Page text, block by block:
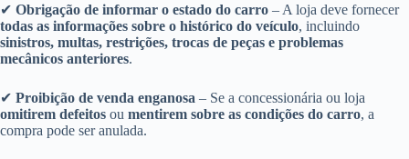
✔ Obrigação de informar o estado do carro – A loja deve fornecer
todas as informações sobre o histórico do veículo, incluindo
sinistros, multas, restrições, trocas de peças e problemas
mecânicos anteriores.
✔ Proibição de venda enganosa – Se a concessionária ou loja
omitirem defeitos ou mentirem sobre as condições do carro, a
compra pode ser anulada.